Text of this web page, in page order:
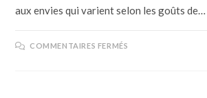
aux envies qui varient selon les goûts de…
COMMENTAIRES FERMÉS